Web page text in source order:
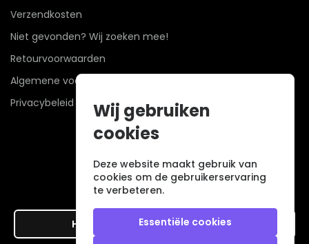
Verzendkosten
Niet gevonden? Wij zoeken mee!
Retourvoorwaarden
Algemene voorwaarden
Privacybeleid
Hier de overeenkomst ontbinden
Wij gebruiken
cookies
Deze website maakt gebruik van
cookies om de gebruikerservaring
te verbeteren.
Essentiële cookies